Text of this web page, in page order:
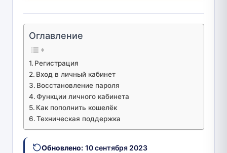
Оглавление
Регистрация
Вход в личный кабинет
Восстановление пароля
Функции личного кабинета
Как пополнить кошелёк
Техническая поддержка
Обновлено: 10 сентября 2023